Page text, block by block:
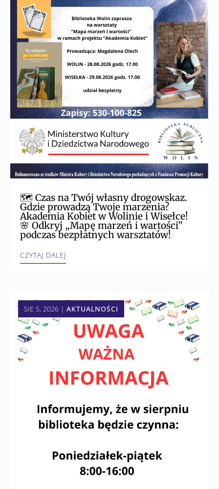
🗺️ Czas na Twój własny drogowskaz.
Gdzie prowadzą Twoje marzenia?
Akademia Kobiet w Wolinie i Wisełce!
🌸 Odkryj „Mapę marzeń i wartości”
podczas bezpłatnych warsztatów!
CZYTAJ DALEJ
SIE 5, 2026 |AKTUALNOŚCI